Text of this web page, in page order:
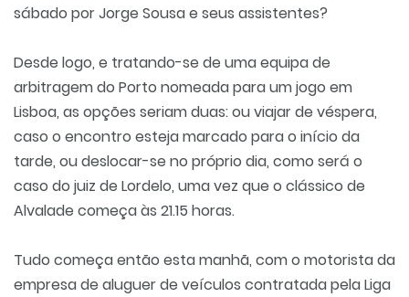
sábado por Jorge Sousa e seus assistentes?
Desde logo, e tratando-se de uma equipa de
arbitragem do Porto nomeada para um jogo em
Lisboa, as opções seriam duas: ou viajar de véspera,
caso o encontro esteja marcado para o início da
tarde, ou deslocar-se no próprio dia, como será o
caso do juiz de Lordelo, uma vez que o clássico de
Alvalade começa às 21.15 horas.
Tudo começa então esta manhã, com o motorista da
empresa de aluguer de veículos contratada pela Liga